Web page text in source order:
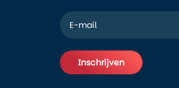
Inschrijven